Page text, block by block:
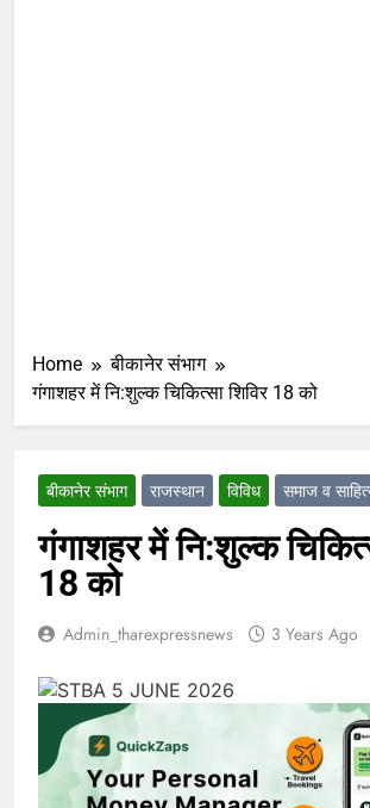
Home
बीकानेर संभाग
गंगाशहर में नि:शुल्क चिकित्सा शिविर 18 को
बीकानेर संभाग राजस्थान विविध समाज व
गंगाशहर में नि:शुल्क
18 को
Admin_tharexpressnews 3 Years Ago